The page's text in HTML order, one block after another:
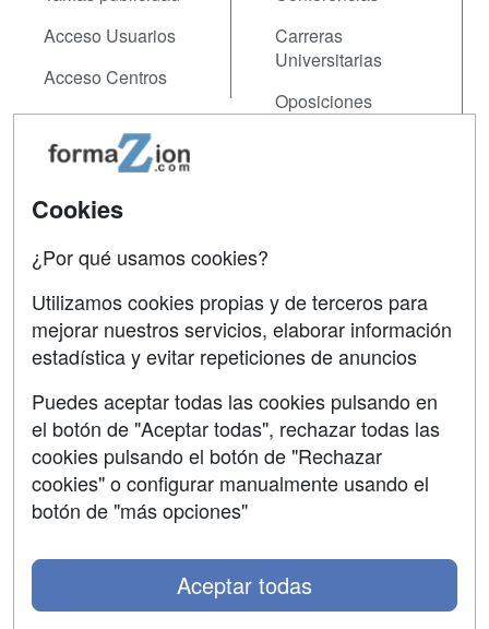
Acceso Usuarios
Acceso Centros
Carreras
Universitarias
Oposiciones
Contactar
Confidencialidad
Aviso legal
Copyleft
Grupo formazion:
Copyright 2000-2026 Formazion Web, S.L. - Calle
Cookies
¿Por qué usamos cookies?
Utilizamos cookies propias y de terceros para
mejorar nuestros servicios, elaborar información
estadística y evitar repeticiones de anuncios
Puedes aceptar todas las cookies pulsando en
el botón de "Aceptar todas", rechazar todas las
cookies pulsando el botón de "Rechazar
cookies" o configurar manualmente usando el
botón de "más opciones"
Aceptar todas